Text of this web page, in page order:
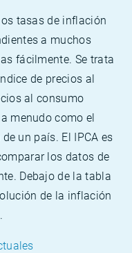
tasas de inflación
a muchos
fácilmente. Se trata
de precios al
al consumo
menudo como el
un país. El IPCA es
los datos de
Debajo de la tabla
de la inflación